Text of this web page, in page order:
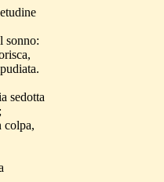
sonno:
sedotta
colpa,